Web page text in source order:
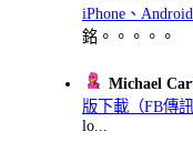
iPhone、
銘。。。。。
Michael
版下載（FB傳訊
lo...